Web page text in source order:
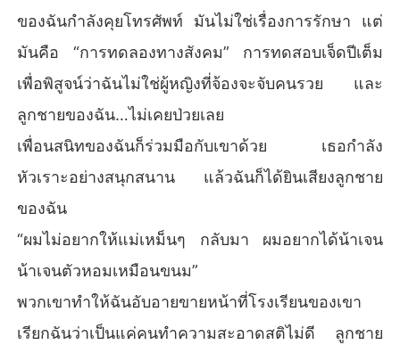
ฉันเองมาเป็นศัตรูกับฉัน เพียงเพื่อเกมวิปริตของพวกเขา
พวกเขาไม่รู้ว่าเขาคือ ภากร ยอดมณเฑียร ทายาทของตระกูลม
หาเศรษฐีหมื่นล้าน และพวกเขาไม่รู้เลยว่าฉันคือ อลิน แห่งตระ
กูลเดชดำรง
ฉันหยิบโทรศัพท์ขึ้นมาแล้วโทรหาพี่ชาย
“ฉันจะกลับบ้าน”
ของฉันกำลังคุยโทรศัพท์ มันไม่ใช่เรื่องการรักษา แต่
มันคือ “การทดลองทางสังคม” การทดสอบเจ็ดปีเต็ม
เพื่อพิสูจน์ว่าฉันไม่ใช่ผู้หญิงที่จ้องจะจับคนรวย และ
ลูกชายของฉัน…ไม่เคยป่วยเลย
เพื่อนสนิทของฉันก็ร่วมมือกับเขาด้วย เธอกำลัง
หัวเราะอย่างสนุกสนาน แล้วฉันก็ได้ยินเสียงลูกชาย
ของฉัน
“ผมไม่อยากให้แม่เหม็นๆ กลับมา ผมอยากได้น้าเจน
น้าเจนตัวหอมเหมือนขนม”
พวกเขาทำให้ฉันอับอายขายหน้าที่โรงเรียนของเขา
เรียกฉันว่าเป็นแค่คนทำความสะอาดสติไม่ดี ลูกชาย